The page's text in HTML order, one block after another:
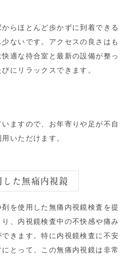
らほとんど歩かずに到着できる
ないです。アクセスの良さはも
適な待合室と最新の設備が整っ
にリラックスできます。
ますので、お年寄りや足が不自
いただけます。
た無痛内視鏡
を使用した無痛内視鏡検査を提
、内視鏡検査中の不快感や痛み
きます。特に内視鏡検査に不安
とって、この無痛内視鏡は非常